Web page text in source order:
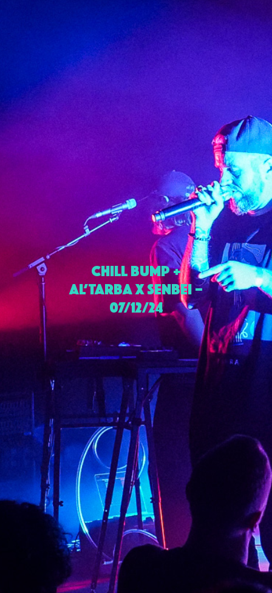
CHILL BUMP +
AL’TARBA X SENBEI –
07/12/24